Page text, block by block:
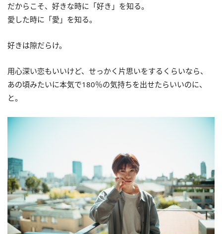
だからこそ、好きな時に「好き」を知る。
愛した時に「愛」を知る。
好きは隙だらけ。
用心深い恋もいいけど、せっかく片思いをするくらいなら、
あの頃みたいに本気で180％の気持ちを出せたらいいのに、
と。